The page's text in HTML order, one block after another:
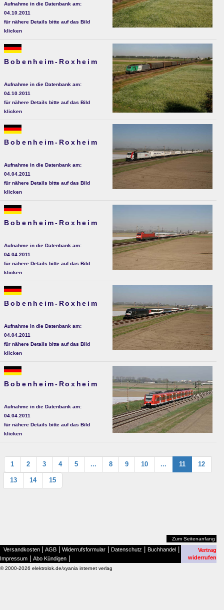
Aufnahme in die Datenbank am:
04.10.2011
für nähere Details bitte auf das Bild
klicken
Bobenheim-Roxheim
Aufnahme in die Datenbank am:
04.10.2011
für nähere Details bitte auf das Bild
klicken
Bobenheim-Roxheim
Aufnahme in die Datenbank am:
04.04.2011
für nähere Details bitte auf das Bild
klicken
Bobenheim-Roxheim
Aufnahme in die Datenbank am:
04.04.2011
für nähere Details bitte auf das Bild
klicken
Bobenheim-Roxheim
Aufnahme in die Datenbank am:
04.04.2011
für nähere Details bitte auf das Bild
klicken
Bobenheim-Roxheim
Aufnahme in die Datenbank am:
04.04.2011
für nähere Details bitte auf das Bild
klicken
1 2 3 4 5 ... 8 9 10 ... 11 12
13 14 15
Zum Seitenanfang
Versandkosten AGB Widerrufsformular Datenschutz Buchhandel
Impressum Abo Kündigen
Vertrag
widerrufen
© 2000-2026 elektrolok.de/xyania internet verlag